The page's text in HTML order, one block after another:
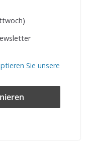
Sie unsere